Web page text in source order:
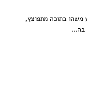
משהו בתוכה מתפוצץ,
בה...